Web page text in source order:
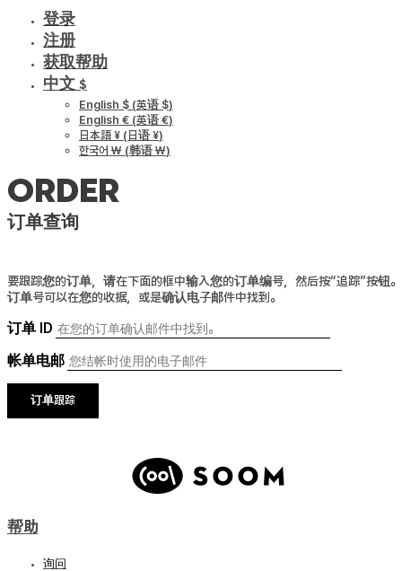
登录
注册
获取帮助
中文 $
English $ (英语 $)
English € (英语 €)
日本語 ¥ ( 日语 ¥)
한국어 ￦ (韩语 ￦)
order
订单查询
要跟踪您的订单，请在下面的框中输入您的订单编号，然后按“追踪”按钮。
订单号可以在您的收据，或是确认电子邮件中找到。
订单 ID
帐单电邮
订单跟踪
帮助
询问